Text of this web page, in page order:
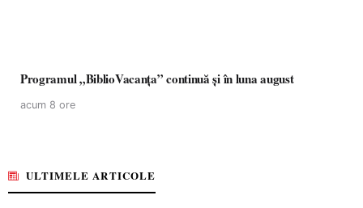
Programul „BiblioVacanța” continuă și în luna august
acum 8 ore
ULTIMELE ARTICOLE